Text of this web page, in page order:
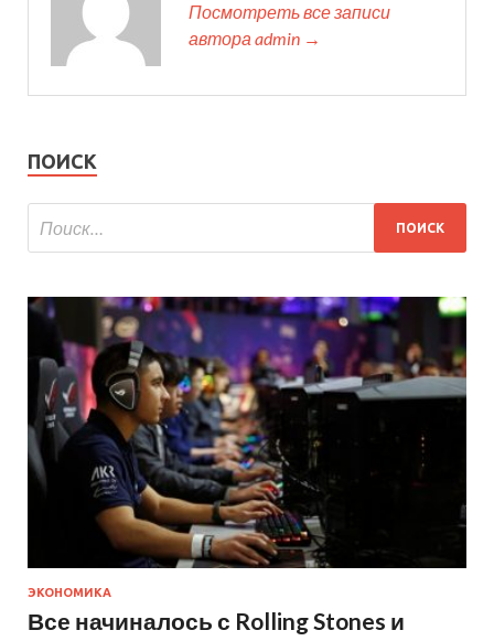
Посмотреть все записи
автора admin →
ПОИСК
ЭКОНОМИКА
Все начиналось с Rolling Stones и